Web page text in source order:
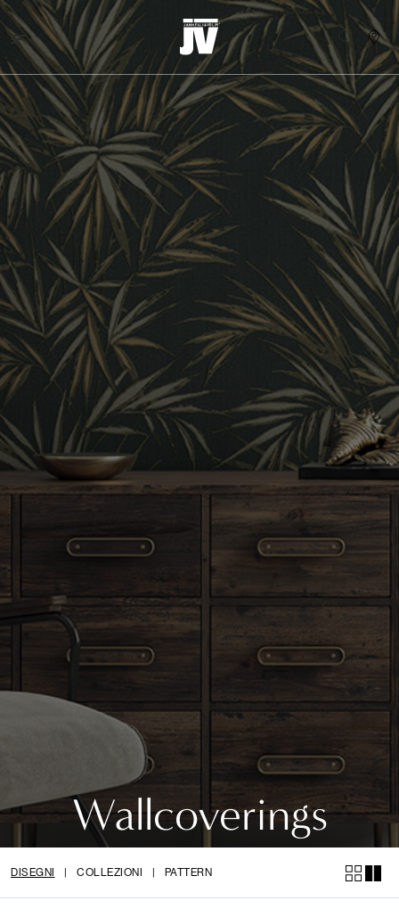
MENU
WALLCOVERINGS
TESSUTI
BRAND
PROGETTI
ABOUT
NEWS
Wallcoverings
DISEGNI COLLEZIONI PATTERN